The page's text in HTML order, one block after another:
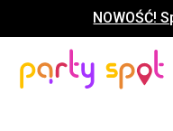
to
content
NOWOŚĆ!
Koszyk